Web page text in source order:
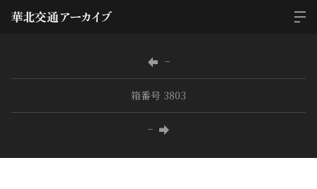
−
箱番号 3803
−